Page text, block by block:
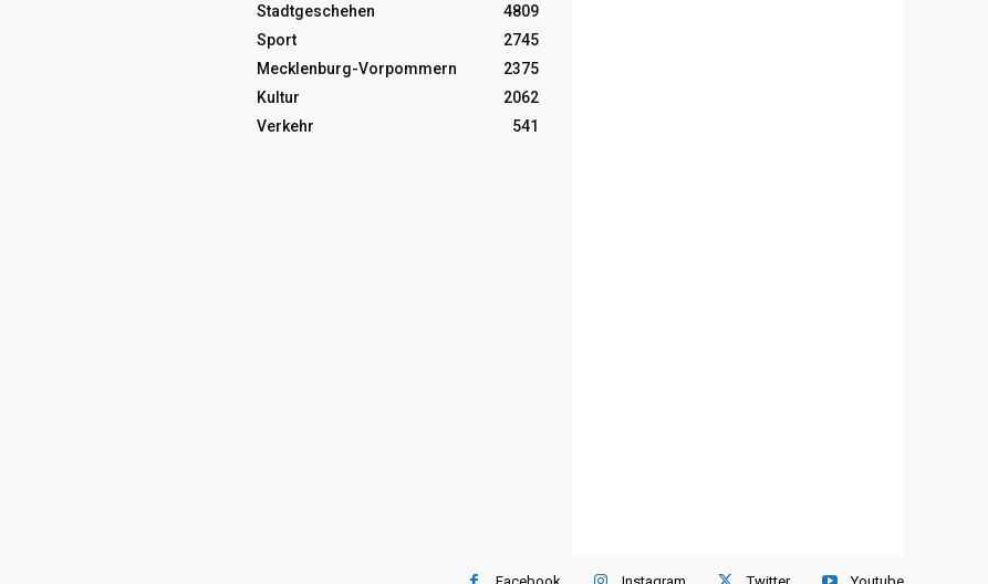
Stadtgeschehen
4809
Sport
2745
Mecklenburg-Vorpommern
2375
Kultur
2062
Verkehr
541